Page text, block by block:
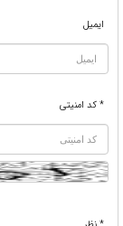
ایمیل
* کد امنیتی